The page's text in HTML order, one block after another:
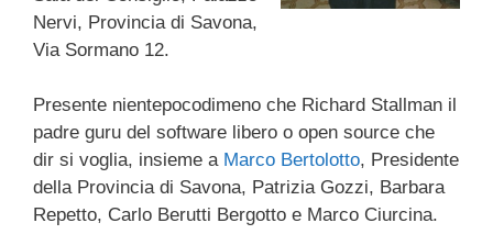
Nervi, Provincia di Savona,
Via Sormano 12.
Presente nientepocodimeno che Richard Stallman il
padre guru del software libero o open source che
dir si voglia, insieme a Marco Bertolotto, Presidente
della Provincia di Savona, Patrizia Gozzi, Barbara
Repetto, Carlo Berutti Bergotto e Marco Ciurcina.